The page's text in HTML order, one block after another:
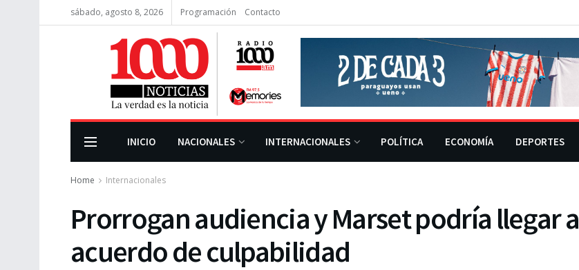
sábado, agosto 8, 2026 Programación Contacto
INICIO NACIONALES INTERNACIONALES POLÍTICA ECONOMÍA DEPORTES
Home Internacionales
Prorrogan audiencia y Marset podría llegar a
acuerdo de culpabilidad